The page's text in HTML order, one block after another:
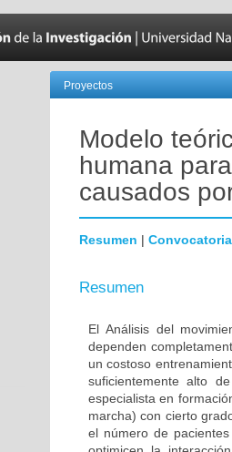
Proyectos
Modelo
humana
causados
Resumen | Convocatoria
Resumen
El Análisis del
dependen
un costoso
suficientemente alto
especialista en
marcha) con cierto
el número de